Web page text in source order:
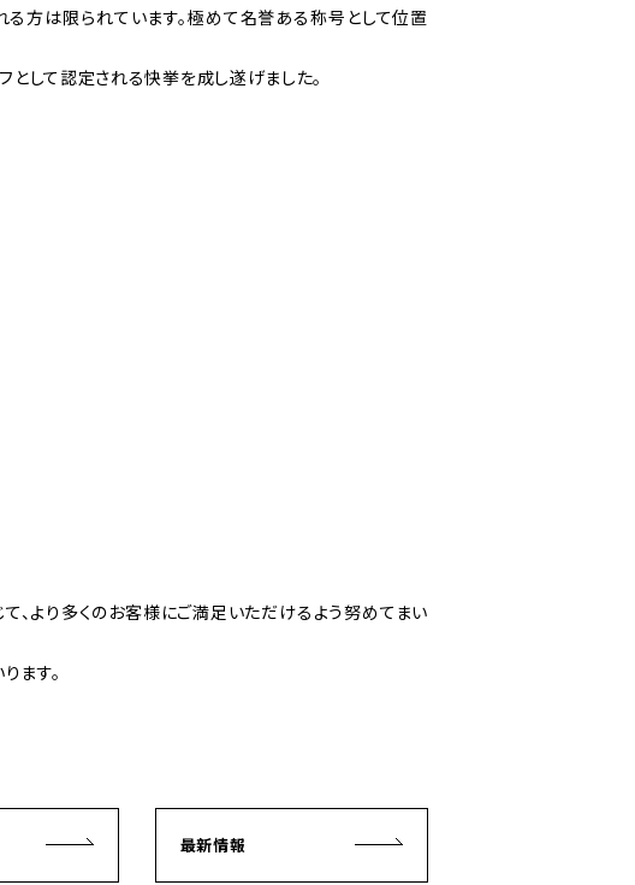
方は限られています。極めて名誉ある称号として位置
して認定される快挙を成し遂げました。
、より多くのお客様にご満足いただけるよう努めてまい
ます。
最新情報